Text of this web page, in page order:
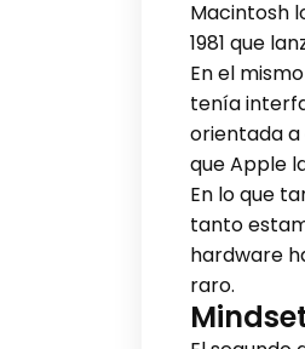
Macintosh
1981 que
En el
tenía
orientada a
que Apple
En lo que
tanto
hardware
raro.